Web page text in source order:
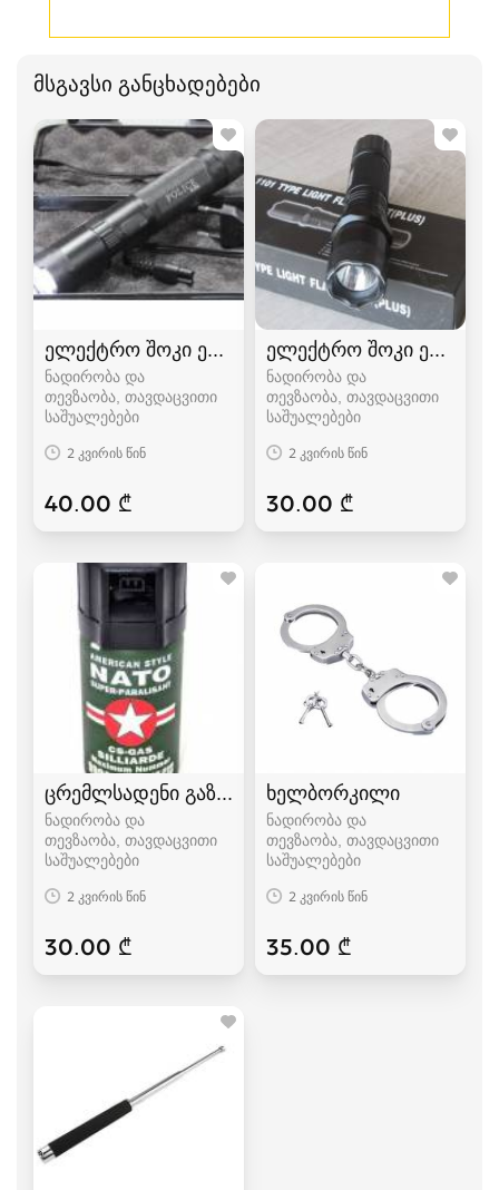
მსგავსი განცხადებები
ელექტრო შოკი ელექტრო შოკები
ნადირობა და
თევზაობა, თავდაცვითი
საშუალებები
2 კვირის წინ
40.00 ₾
ელექტრო შოკი
ნადირობა და
თევზაობა, თავდაცვითი
საშუალებები
2 კვირის წინ
30.00 ₾
ცრემლსადენი გაზი, მხუთავი აირი
ნადირობა და
თევზაობა, თავდაცვითი
საშუალებები
2 კვირის წინ
30.00 ₾
ხელბორკილი
ნადირობა და
თევზაობა, თავდაცვითი
საშუალებები
2 კვირის წინ
35.00 ₾